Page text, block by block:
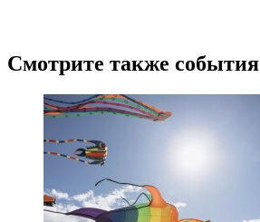
Смотрите также события